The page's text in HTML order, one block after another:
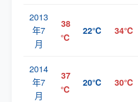
2013
年7
月
38
℃
22℃ 34℃
2014
年7
月
37
℃
20℃ 30℃